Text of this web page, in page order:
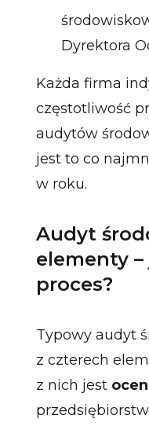
Dyrektora
Każda firma
częstotliwość
audytów
jest to co
w roku.
Audyt
elementy –
proces?
Typowy audyt
z czterech
z nich jest